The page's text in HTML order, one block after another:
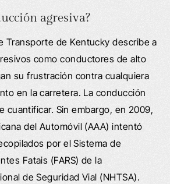
agresiva?
Transporte de Kentucky describe a
como conductores de alto
su frustración contra cualquiera
en la carretera. La conducción
cuantificar. Sin embargo, en 2009,
del Automóvil (AAA) intentó
por el Sistema de
Fatais (FARS) de la
de Seguridad Vial (NHTSA).